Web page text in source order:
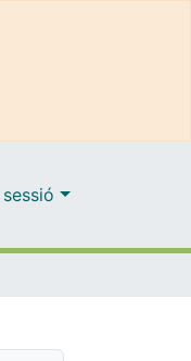
sessió